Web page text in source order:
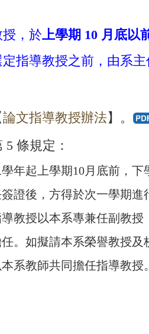
，於上學期 10 月底以
定指導教授之前，由系
論文指導教授辦法】。
條規定：
年起上學期10月底前，
證後，方得於次一學期
教授以本系專兼任副教
。如擬請本系榮譽教授
系教師共同擔任指導教